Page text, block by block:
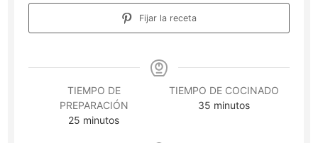
Fijar la receta
TIEMPO DE
PREPARACIÓN
25 minutos
minutos
TIEMPO DE COCINADO
35 minutos
minutos